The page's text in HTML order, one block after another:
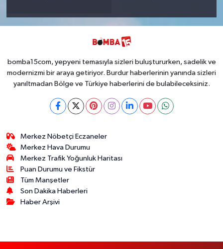
bomba15com, yepyeni temasıyla sizleri buluştururken, sadelik ve
modernizmi bir araya getiriyor. Burdur haberlerinin yanında sizleri
yanıltmadan Bölge ve Türkiye haberlerini de bulabileceksiniz.
Merkez Nöbetçi Eczaneler
Merkez Hava Durumu
Merkez Trafik Yoğunluk Haritası
Puan Durumu ve Fikstür
Tüm Manşetler
Son Dakika Haberleri
Haber Arşivi